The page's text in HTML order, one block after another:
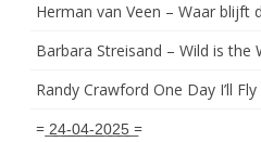
Herman van Veen – Waar blijft
Barbara Streisand – Wild is the
Randy Crawford One Day I’ll
= ͟2͟4͟-͟0͟4͟-͟2͟0͟2͟5͟ =